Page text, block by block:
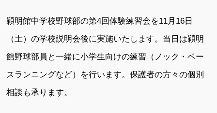
穎明館中学校野球部の第4回体験練習会を11月16日
（土）の学校説明会後に実施いたします。当日は穎明
館野球部員と一緒に小学生向けの練習（ノック・ベー
スランニングなど）を行います。保護者の方々の個別
相談も承ります。